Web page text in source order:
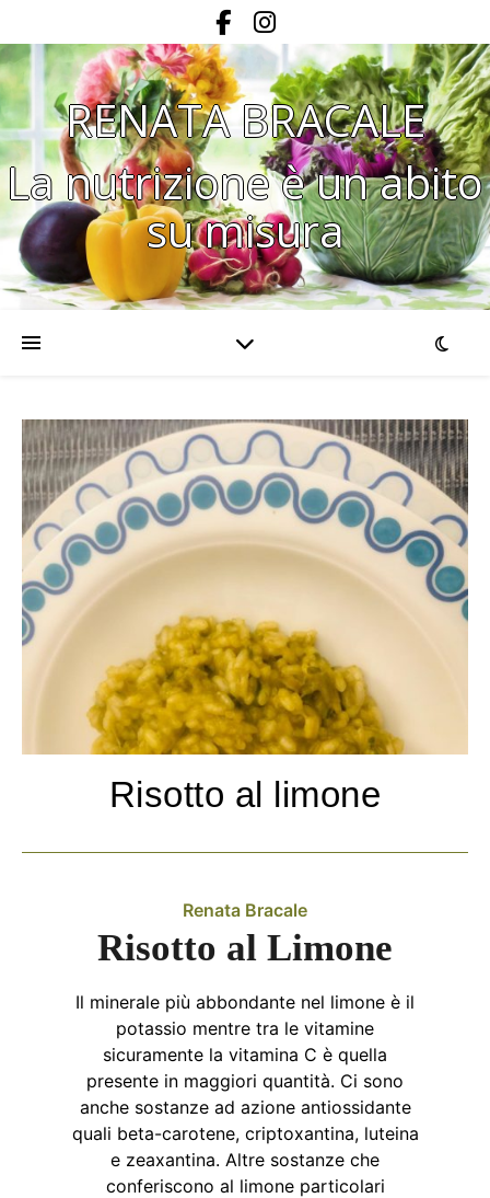
RENATA BRACALE
La nutrizione è un abito
su misura
Risotto al limone
Renata Bracale
Risotto al Limone
Il minerale più abbondante nel limone è il
potassio mentre tra le vitamine
sicuramente la vitamina C è quella
presente in maggiori quantità. Ci sono
anche sostanze ad azione antiossidante
quali beta-carotene, criptoxantina, luteina
e zeaxantina. Altre sostanze che
conferiscono al limone particolari